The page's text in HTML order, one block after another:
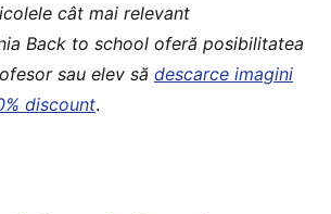
cât mai relevant
Back to school oferă posibilitatea
sau elev să descarce imagini
discount.